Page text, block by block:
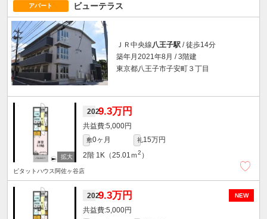
アパート ビューテラス
ＪＲ中央線八王子駅 / 徒歩14分
築年月2021年8月 / 3階建
東京都八王子市子安町３丁目
2029.3万円
5,000円
敷0ヶ月 礼15万円
2階 1K（25.01ｍ2 ）
ピタットハウス阿佐ヶ谷店
NEW
2029.3万円
5,000円